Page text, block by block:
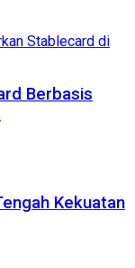
Berbasis
Kekuatan